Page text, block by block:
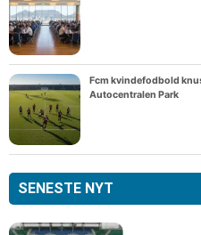
Fcm kvindefodbold
Autocentralen Park
SENESTE NYT